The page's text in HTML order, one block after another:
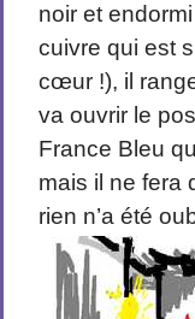
noir et
cuivre qui est
cœur !), il
va ouvrir le
France Bleu
mais il ne fera
rien n’a été